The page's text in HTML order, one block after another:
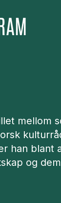
mellom
han blant
og